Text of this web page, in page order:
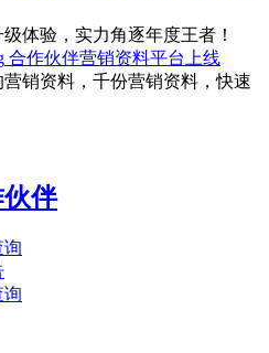
体验，实力角逐年度王者！
合作伙伴营销资料平台上线
销资料，千份营销资料，快速
伴
询
询